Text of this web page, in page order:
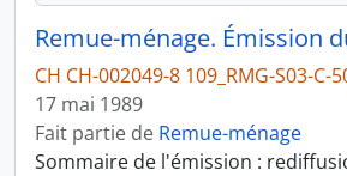
CH CH-002049-8 109_RMG-S03-C-
17 mai 1989
Fait partie de Remue-ménage
Sommaire de l'émission :